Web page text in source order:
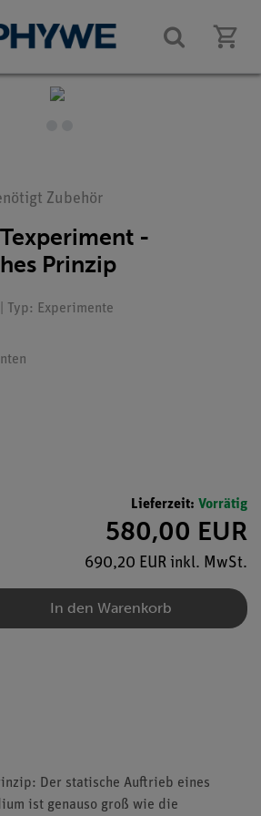
Zubehör
-
Prinzip
Typ: Experimente
Lieferzeit: Vorrätig
580,00 EUR
690,20 EUR inkl. MwSt.
In den Warenkorb
Der statische Auftrieb eines
ist genauso groß wie die